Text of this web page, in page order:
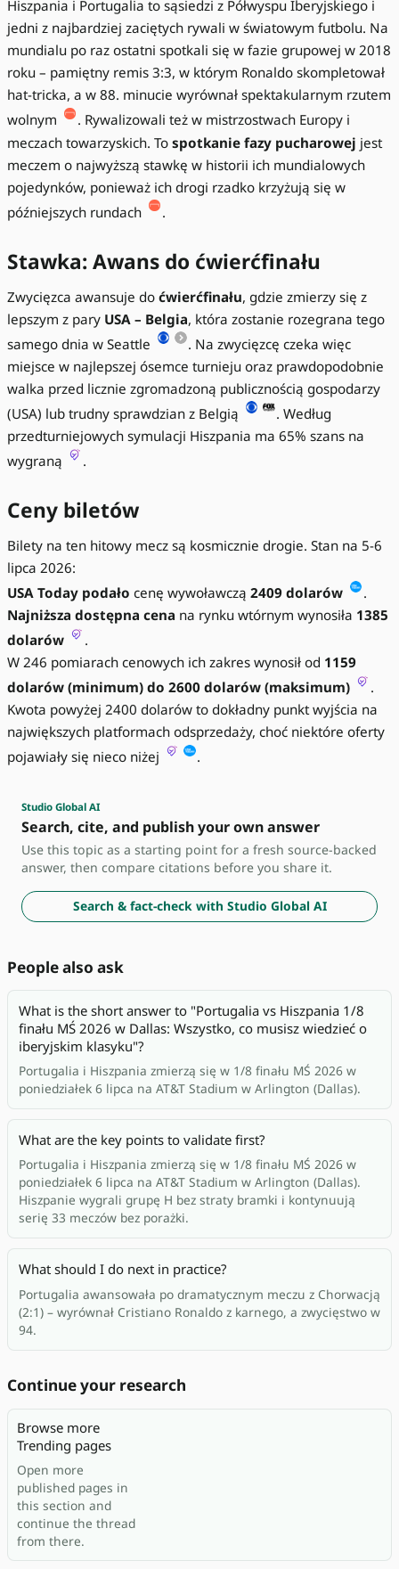
Hiszpania i Portugalia to sąsiedzi z Półwyspu Iberyjskiego i
jedni z najbardziej zaciętych rywali w światowym futbolu. Na
mundialu po raz ostatni spotkali się w fazie grupowej w 2018
roku – pamiętny remis 3:3, w którym Ronaldo skompletował
hat-tricka, a w 88. minucie wyrównał spektakularnym rzutem
wolnym
. Rywalizowali też w mistrzostwach Europy i
meczach towarzyskich. To spotkanie fazy pucharowej jest
meczem o najwyższą stawkę w historii ich mundialowych
pojedynków, ponieważ ich drogi rzadko krzyżują się w
późniejszych rundach
.
Stawka: Awans do ćwierćfinału
Zwycięzca awansuje do ćwierćfinału, gdzie zmierzy się z
lepszym z pary USA – Belgia, która zostanie rozegrana tego
samego dnia w Seattle
. Na zwycięzcę czeka więc
miejsce w najlepszej ósemce turnieju oraz prawdopodobnie
walka przed licznie zgromadzoną publicznością gospodarzy
(USA) lub trudny sprawdzian z Belgią
. Według
przedturniejowych symulacji Hiszpania ma 65% szans na
wygraną
.
Ceny biletów
Bilety na ten hitowy mecz są kosmicznie drogie. Stan na 5-6
lipca 2026:
USA Today podało cenę wywoławczą 2409 dolarów
.
Najniższa dostępna cena na rynku wtórnym wynosiła 1385
dolarów
.
W 246 pomiarach cenowych ich zakres wynosił od 1159
dolarów (minimum) do 2600 dolarów (maksimum)
.
Kwota powyżej 2400 dolarów to dokładny punkt wyjścia na
największych platformach odsprzedaży, choć niektóre oferty
pojawiały się nieco niżej
.
Studio Global AI
Search, cite, and publish your own answer
Use this topic as a starting point for a fresh source-backed
answer, then compare citations before you share it.
Search & fact-check with Studio Global AI
People also ask
What is the short answer to "Portugalia vs Hiszpania 1/8
finału MŚ 2026 w Dallas: Wszystko, co musisz wiedzieć o
iberyjskim klasyku"?
Portugalia i Hiszpania zmierzą się w 1/8 finału MŚ 2026 w
poniedziałek 6 lipca na AT&T Stadium w Arlington (Dallas).
What are the key points to validate first?
Portugalia i Hiszpania zmierzą się w 1/8 finału MŚ 2026 w
poniedziałek 6 lipca na AT&T Stadium w Arlington (Dallas).
Hiszpanie wygrali grupę H bez straty bramki i kontynuują
serię 33 meczów bez porażki.
What should I do next in practice?
Portugalia awansowała po dramatycznym meczu z Chorwacją
(2:1) – wyrównał Cristiano Ronaldo z karnego, a zwycięstwo w
94.
Continue your research
Browse more
Trending pages
Open more
published pages in
this section and
continue the thread
from there.